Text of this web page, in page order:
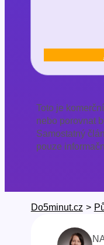
Toto je
nebo porovnat
Samostatný
pouze
Do5minut.cz >